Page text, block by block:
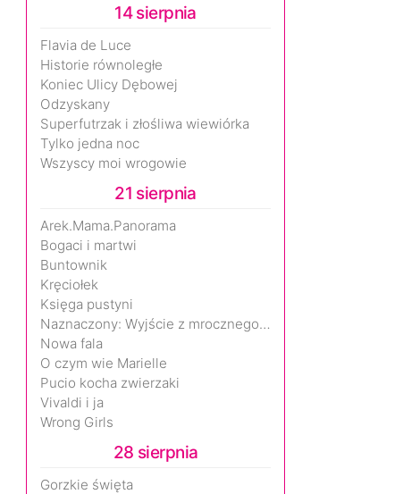
14 sierpnia
Flavia de Luce
Historie równoległe
Koniec Ulicy Dębowej
Odzyskany
Superfutrzak i złośliwa wiewiórka
Tylko jedna noc
Wszyscy moi wrogowie
21 sierpnia
Arek.Mama.Panorama
Bogaci i martwi
Buntownik
Kręciołek
Księga pustyni
Naznaczony: Wyjście z mrocznego wymiaru
Nowa fala
O czym wie Marielle
Pucio kocha zwierzaki
Vivaldi i ja
Wrong Girls
28 sierpnia
Gorzkie święta